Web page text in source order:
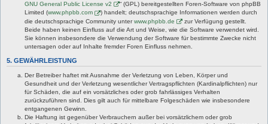
GNU General Public License v2
“ (GPL) bereitgestellten Foren-Software von phpBB
Limited (www.phpbb.com
) handelt; deutschsprachige Informationen werden durch
die deutschsprachige Community unterwww.phpbb.de
zur Verfügung gestellt.
Beide haben keinen Einfluss auf die Art und Weise, wie die Software verwendet wird.
Sie können insbesondere die Verwendung der Software für bestimmte Zwecke nicht
untersagen oder auf Inhalte fremder Foren Einfluss nehmen.
5. GEWÄHRLEISTUNG
Der Betreiber haftet mit Ausnahme der Verletzung von Leben, Körper und
Gesundheit und der Verletzung wesentlicher Vertragspflichten (Kardinalpflichten) nur
für Schäden, die auf ein vorsätzliches oder grob fahrlässiges Verhalten
zurückzuführen sind. Dies gilt auch für mittelbare Folgeschäden wie insbesondere
entgangenen Gewinn.
Die Haftung ist gegenüber Verbrauchern außer bei vorsätzlichem oder grob